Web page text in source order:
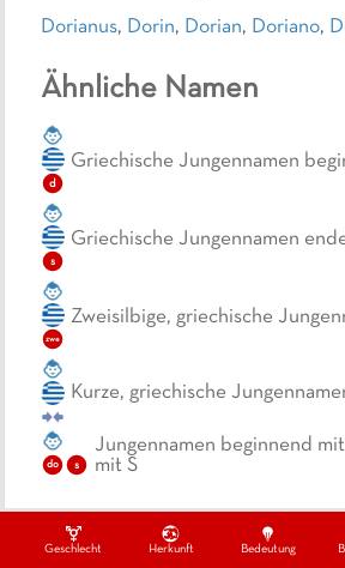
Geschlecht Herkunft Bedeutung
Dorianus, Dorin, Dorian, Doriano,
Ähnliche Namen
d
Griechische Jungennamen
s
Griechische Jungennamen
zwe
Zweisilbige, griechische
Kurze, griechische
do s
Jungennamen beginnend
mit S